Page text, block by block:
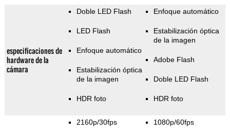
especificaciones de
hardware de la
cámara
Doble LED Flash
LED Flash
Enfoque automático
Estabilización óptica
de la imagen
HDR foto
Enfoque automático
Estabilización óptica
de la imagen
Adobe Flash
Doble LED Flash
HDR foto
2160p/30fps 1080p/60fps